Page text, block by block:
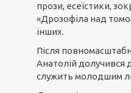
прози, есеїстики,
«Дрозофіла над
інших.
Після
Анатолій долучився
служить молодшим